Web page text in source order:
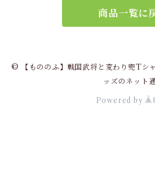
商品一覧に
© 【もののふ】戦国武将と変わり兜Tシ
ッズのネット
Powered by